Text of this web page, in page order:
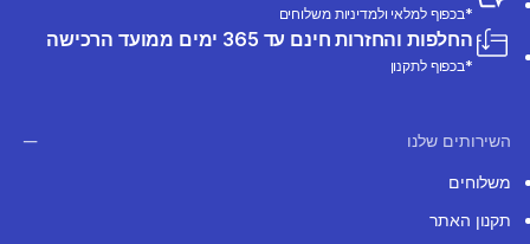
*בכפוף למלאי ולמדיניות משלוחים
החלפות והחזרות חינם עד 365 ימים ממועד הרכישה
*בכפוף לתקנון
השירותים שלנו
משלוחים
תקנון האתר